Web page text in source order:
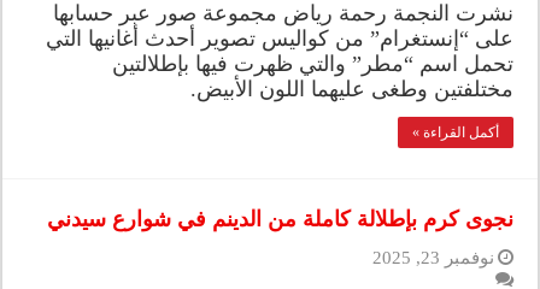
نشرت النجمة رحمة رياض مجموعة صور عبر حسابها
على “إنستغرام” من كواليس تصوير أحدث أغانيها التي
تحمل اسم “مطر” والتي ظهرت فيها بإطلالتين
مختلفتين وطغى عليهما اللون الأبيض.
أكمل القراءة »
نجوى كرم بإطلالة كاملة من الدينم في شوارع سيدني
نوفمبر 23, 2025